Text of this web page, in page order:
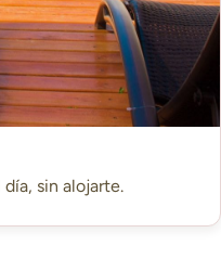
sin alojarte.